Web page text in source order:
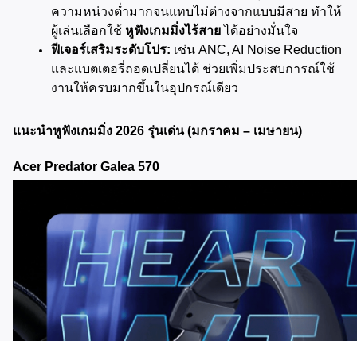
ความหน่วงต่ำมากจนแทบไม่ต่างจากแบบมีสาย ทำให้
ผู้เล่นเลือกใช้ หูฟังเกมมิ่งไร้สาย ได้อย่างมั่นใจ
ฟีเจอร์เสริมระดับโปร: เช่น ANC, AI Noise Reduction
และแบตเตอรี่ถอดเปลี่ยนได้ ช่วยเพิ่มประสบการณ์ใช้
งานให้ครบมากขึ้นในอุปกรณ์เดียว
แนะนำหูฟังเกมมิ่ง 2026 รุ่นเด่น (มกราคม – เมษายน)
Acer Predator Galea 570